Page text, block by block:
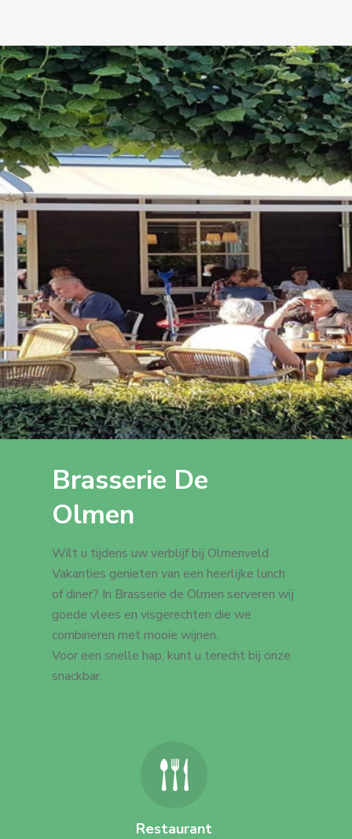
Brasserie De
Olmen
Wilt u tijdens uw verblijf bij Olmenveld
Vakanties genieten van een heerlijke lunch
of diner? In Brasserie de Olmen serveren wij
goede vlees en visgerechten die we
combineren met mooie wijnen.
Voor een snelle hap, kunt u terecht bij onze
snackbar.
Restaurant